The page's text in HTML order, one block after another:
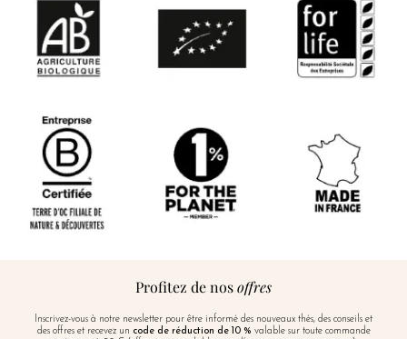
Profitez de nosoffres
Inscrivez-vous à notre newsletter pour être informé des nouveaux thés, des conseils et
des offres et recevez un code de réduction de 10 % valable sur toute commande